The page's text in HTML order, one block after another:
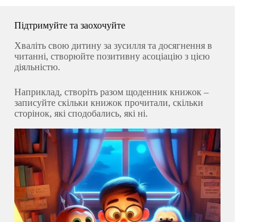
Підтримуйте та заохочуйте
Хваліть свою дитину за зусилля та досягнення в
читанні, створюйте позитивну асоціацію з цією
діяльністю.
Наприклад, створіть разом щоденник книжок –
записуйте скільки книжок прочитали, скільки
сторінок, які сподобались, які ні.